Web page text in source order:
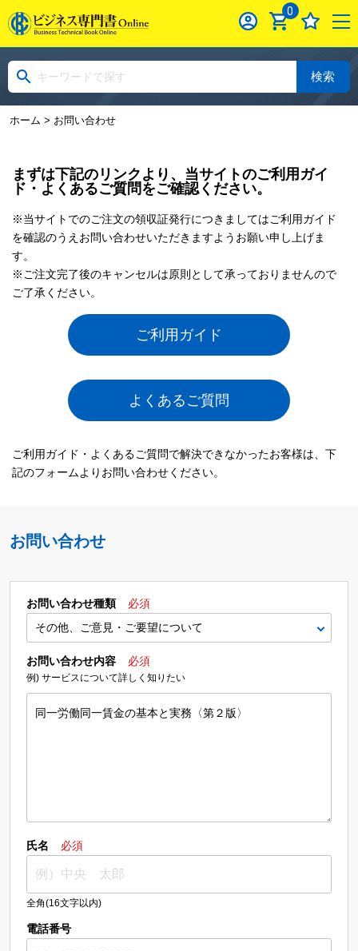
0
検索
ホーム > お問い合わせ
まずは下記のリンクより、当サイトのご利用ガイ
ド・よくあるご質問をご確認ください。
※当サイトでのご注文の領収証発行につきましてはご利用ガイド
を確認のうえお問い合わせいただきますようお願い申し上げま
す。
※ご注文完了後のキャンセルは原則として承っておりませんので
ご了承ください。
ご利用ガイド
よくあるご質問
ご利用ガイド・よくあるご質問で解決できなかったお客様は、下
記のフォームよりお問い合わせください。
お問い合わせ
お問い合わせ種類 必須
お問い合わせ内容 必須
例) サービスについて詳しく知りたい
氏名 必須
全角(16文字以内)
電話番号